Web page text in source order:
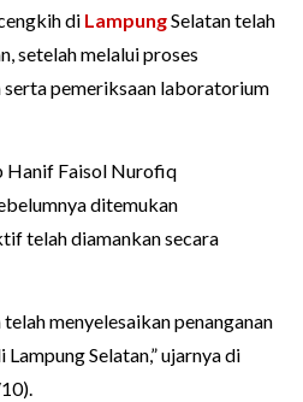
di LampungSelatan telah
setelah melalui proses
pemeriksaan laboratorium
Hanif Faisol Nurofiq
ditemukan
telah diamankan secara
menyelesaikan penanganan
Selatan,” ujarnya di